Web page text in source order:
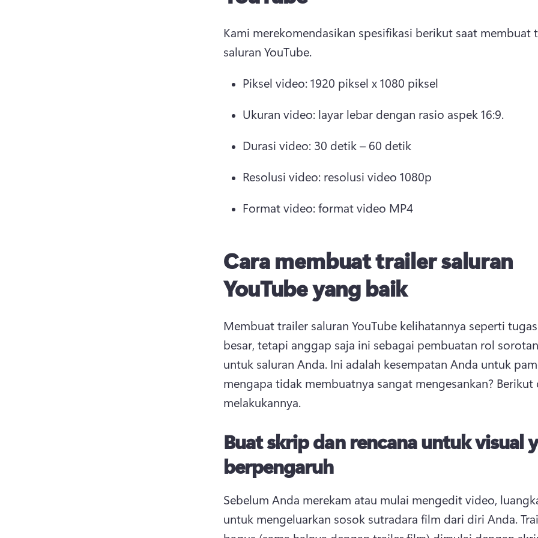
Kami merekomendasikan spesifikasi berikut saat membuat
saluran YouTube.
Piksel video: 1920 piksel x 1080 piksel
Ukuran video: layar lebar dengan rasio aspek 16:9.
Durasi video: 30 detik – 60 detik
Resolusi video: resolusi video 1080p
Format video: format video MP4
Cara membuat trailer saluran
YouTube yang baik
Membuat trailer saluran YouTube kelihatannya seperti
besar, tetapi anggap saja ini sebagai pembuatan rol
untuk saluran Anda. Ini adalah kesempatan Anda untuk
mengapa tidak membuatnya sangat mengesankan? Berikut
melakukannya.
Buat skrip dan rencana untuk visual
berpengaruh
Sebelum Anda merekam atau mulai mengedit video,
untuk mengeluarkan sosok sutradara film dari diri Anda.